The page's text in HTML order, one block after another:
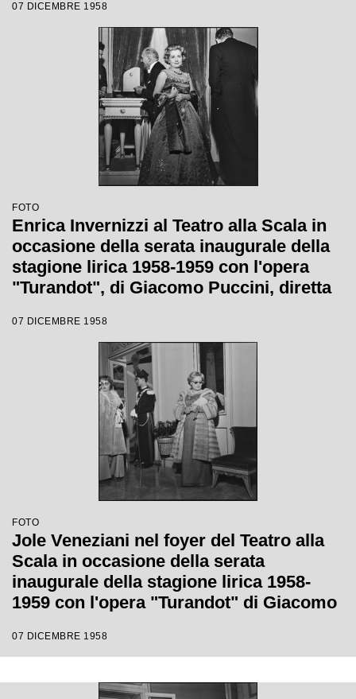
Votto con la regia di Margherita
07 DICEMBRE 1958
FOTO
Enrica Invernizzi al Teatro alla Scala in
occasione della serata inaugurale della
stagione lirica 1958-1959 con l'opera
"Turandot", di Giacomo Puccini, diretta
Margherita Wallmann
07 DICEMBRE 1958
FOTO
Jole Veneziani nel foyer del Teatro alla
Scala in occasione della serata
inaugurale della stagione lirica 1958-
1959 con l'opera "Turandot" di Giacomo
regia di Margherita Walmann
07 DICEMBRE 1958